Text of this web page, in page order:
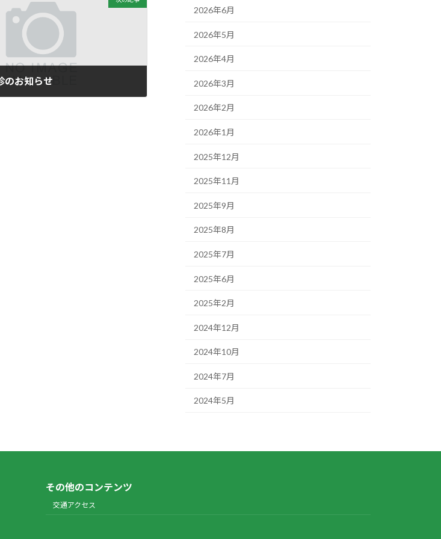
のお知らせ
2026年6月
2026年5月
2026年4月
2026年3月
2026年2月
2026年1月
2025年12月
2025年11月
2025年9月
2025年8月
2025年7月
2025年6月
2025年2月
2024年12月
2024年10月
2024年7月
2024年5月
その他のコンテンツ
交通アクセス